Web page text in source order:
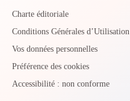
Charte éditoriale
Conditions Générales d’Utilisation
Vos données personnelles
Préférence des cookies
Accessibilité : non conforme